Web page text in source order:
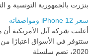
بنزرت بالجمهورية التونسية و
سعر iPhone 12 ومواصفاته
2020، تضم سلسلة